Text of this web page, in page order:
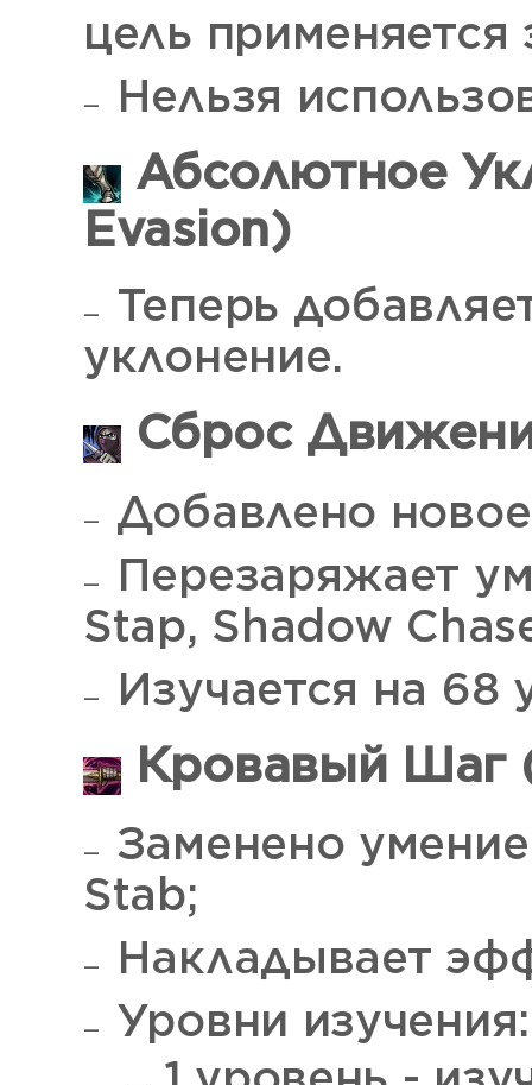
цель
Нельзя
Абсолютное
Evasion)
Теперь
уклонение.
Сброс
Добавлено
Перезаряжает
Stap, Shadow
Изучается на 68
Кровавый Шаг
Заменено
Stab;
Накладывает
Уровни изучения: